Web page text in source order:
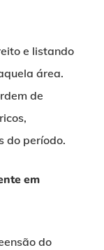
e listando
área.
de
do período.
em
do